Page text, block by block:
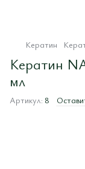
Кератин
Кератин
мл
Артикул: 8